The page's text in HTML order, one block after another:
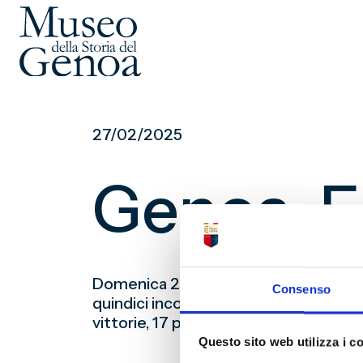
Consenso
Questo sito web utilizza i
27/02/2025
Genoa-
Domenica 2 febbraio alle 15:00 il
quindici incontri di Serie A, sedici di
vittorie, 17 pareggi e 10 sconfitte.